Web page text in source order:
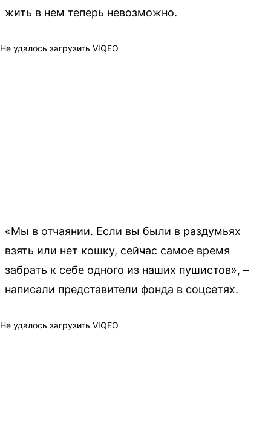
жить в нем теперь невозможно.
Не удалось загрузить VIQEO
«Мы в отчаянии. Если вы были в раздумьях
взять или нет кошку, сейчас самое время
забрать к себе одного из наших пушистов», –
написали представители фонда в соцсетях.
Не удалось загрузить VIQEO